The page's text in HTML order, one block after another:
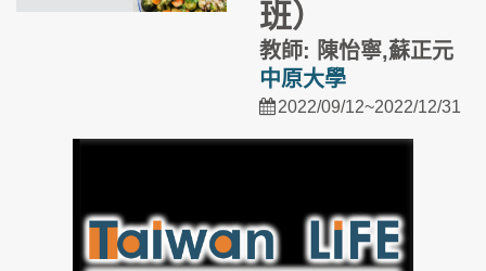
班）
教師: 陳怡寧,蘇正元
中原大學
2022/09/12~2022/12/31